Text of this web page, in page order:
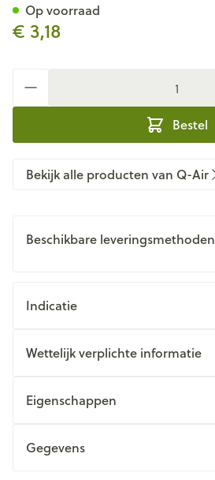
€ 3,18
Bestel
Op voorraad
Bekijk alle producten van Q-Air
Beschikbare leveringsmethoden
Indicatie
Wettelijk verplichte informatie
Eigenschappen
Gegevens